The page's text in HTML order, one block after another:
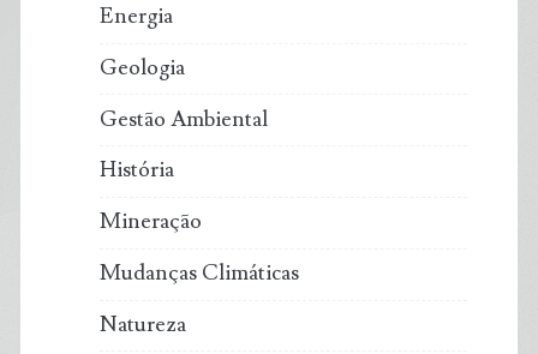
Energia
Geologia
Gestão Ambiental
História
Mineração
Mudanças Climáticas
Natureza